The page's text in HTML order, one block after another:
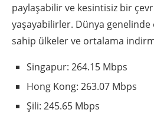
paylaşabilir ve kesintisiz bir
yaşayabilirler. Dünya genelinde
sahip ülkeler ve ortalama
Singapur: 264.15 Mbps
Hong Kong: 263.07 Mbps
Şili: 245.65 Mbps